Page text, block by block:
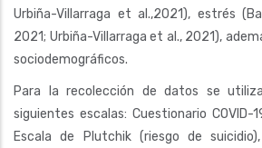
Urbiña-Villarraga et al.,2021), estrés
2021; Urbiña-Villarraga et al., 2021),
sociodemográficos.
Para la recolección de datos se
siguientes escalas: Cuestionario
Escala de Plutchik (riesgo de suicidio),